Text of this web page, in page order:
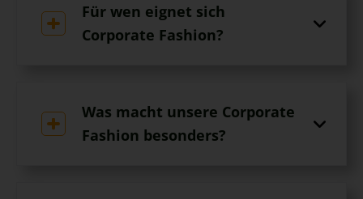
Für wen eignet sich
Corporate Fashion?
Was macht unsere Corporate
Fashion besonders?